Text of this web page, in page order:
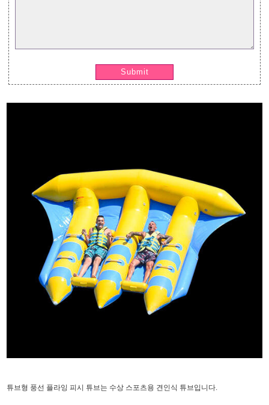
Submit
튜브형 풍선 플라잉 피시 튜브는 수상 스포츠용 견인식 튜브입니다.